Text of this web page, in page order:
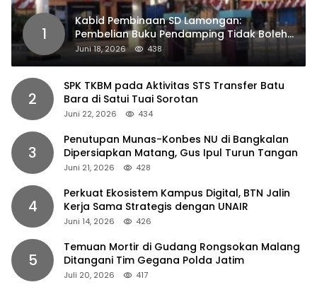
1
Kabid Pembinaan SD Lamongan:
Pembelian Buku Pendamping Tidak Boleh
Dipaksakan
Juni 18, 2026 438
2
SPK TKBM pada Aktivitas STS Transfer Batu
Bara di Satui Tuai Sorotan
Juni 22, 2026 434
3
Penutupan Munas-Konbes NU di Bangkalan
Dipersiapkan Matang, Gus Ipul Turun Tangan
Juni 21, 2026 428
4
Perkuat Ekosistem Kampus Digital, BTN Jalin
Kerja Sama Strategis dengan UNAIR
Juni 14, 2026 426
5
Temuan Mortir di Gudang Rongsokan Malang
Ditangani Tim Gegana Polda Jatim
Juli 20, 2026 417